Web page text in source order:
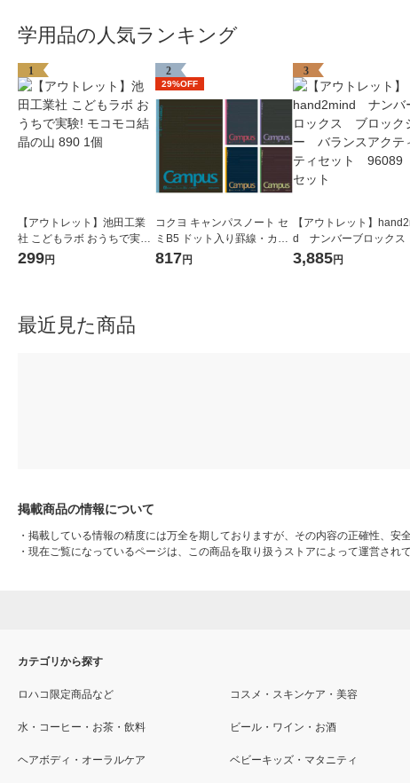
学用品の人気ランキング
1
【アウトレット】池田工業
社 こどもラボ おうちで実験!
モコモコ結晶の山 890 1個
299円
2
29%OFF
コクヨ キャンパスノート セ
ミB5 ドット入り罫線・カラ
ー表紙 A罫7mm 30枚 5色セ
817円
3
【アウトレット】
d ナンバーブロック
ロックジー バランスア
3,885円
最近見た商品
掲載商品の情報について
・ 掲載している情報の精度には万全を期しておりますが、その内容の正確性、安
・ 現在ご覧になっているページは、この商品を取り扱うストアによって運営され
カテゴリから探す
ロハコ限定商品など コスメ・スキンケア・美容
水・コーヒー・お茶・飲料 ビール・ワイン・お酒
ヘアボディ・オーラルケア ベビーキッズ・マタニティ